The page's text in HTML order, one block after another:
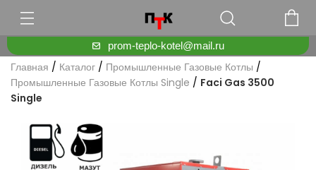
prom-teplo-kotel@mail.ru
Главная / Каталог / Промышленные Газовые Котлы /
Промышленные Газовые Котлы Single / Faci Gas 3500
Single